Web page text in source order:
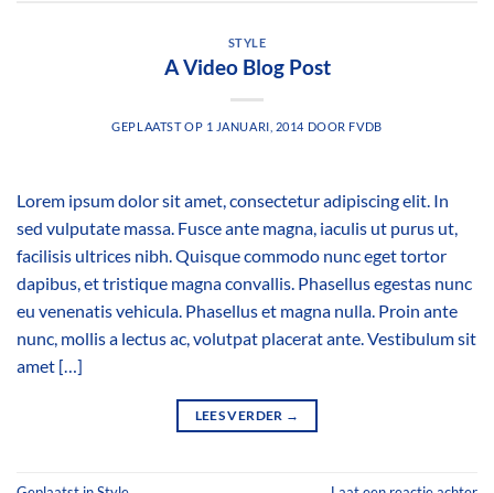
STYLE
A Video Blog Post
GEPLAATST OP 1 JANUARI, 2014 DOOR FVDB
Lorem ipsum dolor sit amet, consectetur adipiscing elit. In
sed vulputate massa. Fusce ante magna, iaculis ut purus ut,
facilisis ultrices nibh. Quisque commodo nunc eget tortor
dapibus, et tristique magna convallis. Phasellus egestas nunc
eu venenatis vehicula. Phasellus et magna nulla. Proin ante
nunc, mollis a lectus ac, volutpat placerat ante. Vestibulum sit
amet […]
LEES VERDER →